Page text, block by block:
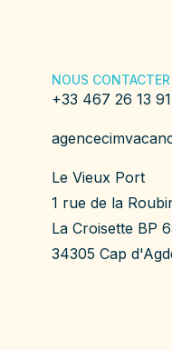
NOUS CONTACTER
+33 467 26 13 91
Le Vieux Port
1 rue de la
La Croisette BP
34305 Cap